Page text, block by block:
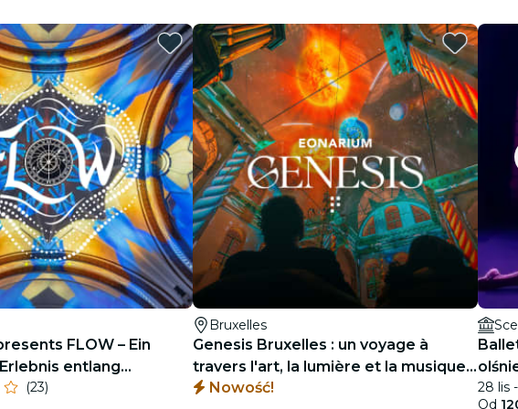
FLOW – Ein
entlang
– Live-Konzerte
(23)
Bruxelles
Genesis Bruxelles : un voyage à
travers l'art, la lumière et la musique -
Liste d'attente
Nowość!
28 lis
Od